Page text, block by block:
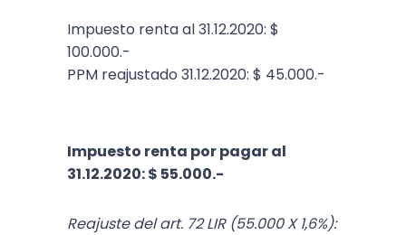
Impuesto renta al 31.12.2020: $
100.000.-
PPM reajustado 31.12.2020: $ 45.000.-
Impuesto renta por pagar al
31.12.2020: $ 55.000.-
Reajuste del art. 72 LIR (55.000 X 1,6%):